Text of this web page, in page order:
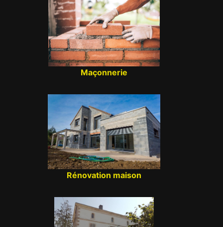
Maçonnerie
Rénovation maison